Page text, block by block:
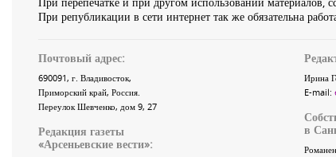
При републикации в сети интернет так же обязательна
Почтовый адрес:
690091, г. Владивосток,
Приморский край, Россия.
Переулок Шевченко, дом 9, 27
Редакция газеты
«Арсеньевские вести»:
Ирина
E-mail:
в